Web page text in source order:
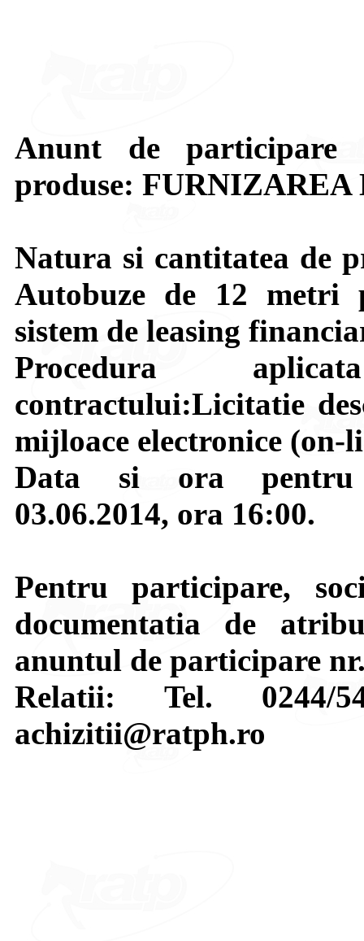
Anunt de participare
produse:
Natura si cantitatea de
Autobuze de 12 metri
sistem de leasing
Procedura
contractului:Licitatie
mijloace electronice (on-
Data si ora pentru
03.06.2014, ora 16:00.
Pentru participare,
documentatia de
anuntul de participare
Relatii: Tel. 0244/
achizitii@ratph.ro